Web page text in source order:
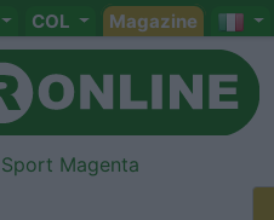
COL Magazine